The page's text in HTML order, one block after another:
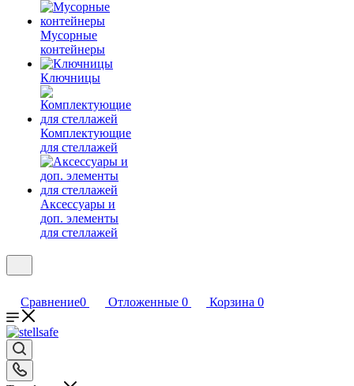
Мусорные
контейнеры
Ключницы
Комплектующие
для стеллажей
Аксессуары и
доп. элементы
для стеллажей
Сравнение0 Отложенные 0 Корзина 0